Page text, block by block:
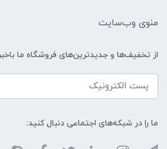
منوی وب‌سایت
از تخفیف‌ها و جدیدترین‌های فروشگاه ما
ما را در شبکه‌های اجتماعی دنبال کنید: